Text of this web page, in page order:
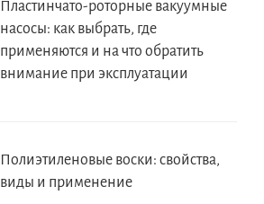
Пластинчато-роторные вакуумные
насосы: как выбрать, где
применяются и на что обратить
внимание при эксплуатации
Полиэтиленовые воски: свойства,
виды и применение